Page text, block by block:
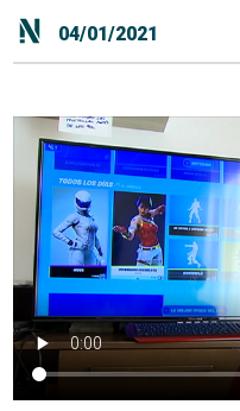
04/01/2021